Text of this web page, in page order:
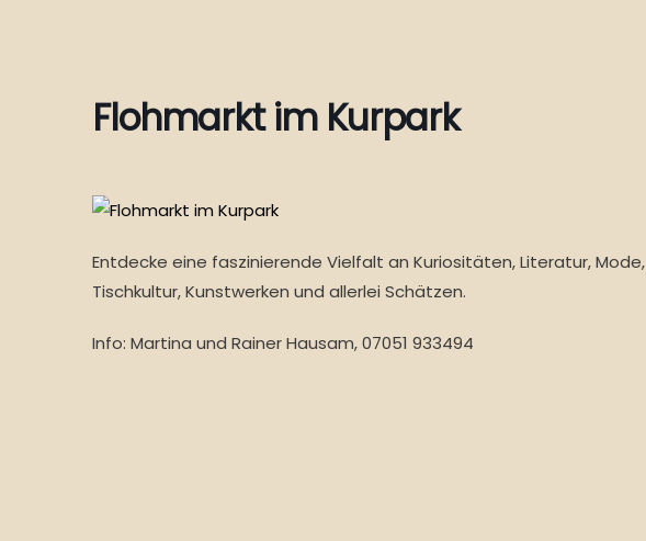
Flohmarkt im Kurpark
Entdecke eine faszinierende Vielfalt an Kuriositäten, Literatur, Mode,
Tischkultur, Kunstwerken und allerlei Schätzen.
Info: Martina und Rainer Hausam, 07051 933494